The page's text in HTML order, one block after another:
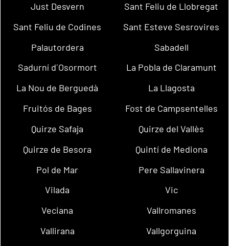
Just Desvern
Sant Feliu de Llobregat
Sant Feliu de Codines
Sant Esteve Sesrovires
Palautordera
Sabadell
Sadurní d´Osormort
La Pobla de Claramunt
La Nou de Berguedà
La Llagosta
Fruitós de Bages
Fost de Campsentelles
Quirze Safaja
Quirze del Vallès
Quirze de Besora
Quintí de Mediona
Pol de Mar
Pere Sallavinera
Vilada
Vic
Veciana
Vallromanes
Vallirana
Vallgorguina